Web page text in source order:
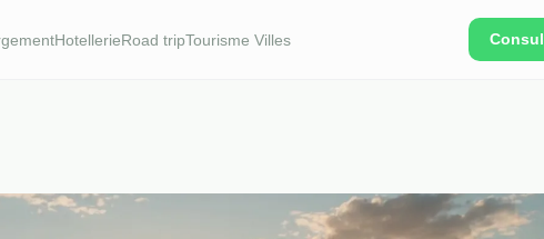
HotellerieRoad tripTourisme Villes